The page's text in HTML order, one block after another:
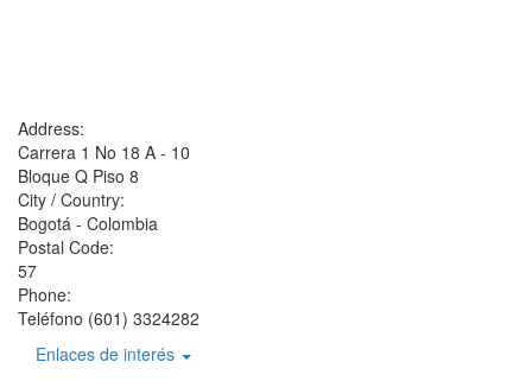
Address:
Carrera 1 No 18 A - 10
Bloque Q Piso 8
City / Country:
Bogotá - Colombia
Postal Code:
57
Phone:
Teléfono (601) 3324282
Enlaces de interés